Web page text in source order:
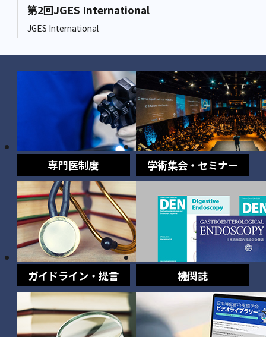
第2回JGES International
JGES International
専門医制度 学術集会・セミナー
ガイドライン・提言 機関誌